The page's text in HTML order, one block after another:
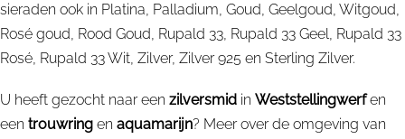
sieraden ook in Platina, Palladium, Goud, Geelgoud, Witgoud,
Rosé goud, Rood Goud, Rupald 33, Rupald 33 Geel, Rupald 33
Rosé, Rupald 33 Wit, Zilver, Zilver 925 en Sterling Zilver.
U heeft gezocht naar een zilversmid in Weststellingwerfen
een trouwring en aquamarijn? Meer over de omgeving van